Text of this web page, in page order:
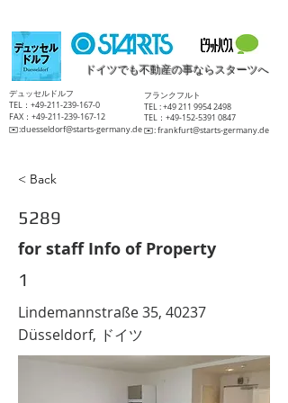
ドイツでも不動産の事ならスターツへ
​デュッセルドルフ
TEL：+49-211-239-167-0
FAX：+49-211-239-167-12
​✉️:duesseldorf@starts-germany.de
​フランクフルト
TEL :+49 211 9954 2498
TEL：+49-152-5391 0847
​✉️:frankfurt@starts-germany.de
< Back
5289
for staff Info of Property
1
Lindemannstraße 35, 40237
Düsseldorf, ドイツ